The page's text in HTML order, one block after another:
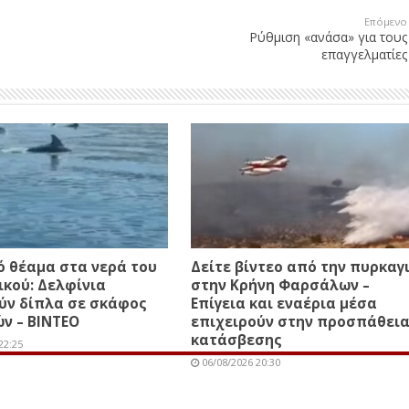
Επόμενο
Ρύθμιση «ανάσα» για τους
επαγγελματίες
θέαμα στα νερά του
Δελφίνια
δίπλα σε σκάφος
– ΒΙΝΤΕΟ
Δείτε βίντεο από την
στην Κρήνη Φαρσάλων –
Επίγεια και εναέρια μέσα
επιχειρούν στην προσπάθεια
κατάσβεσης
06/08/2026 20:30